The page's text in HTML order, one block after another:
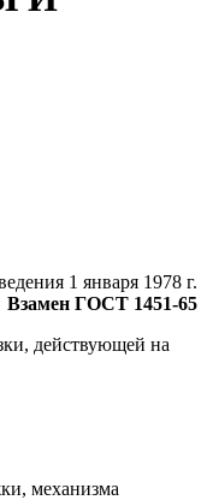
1 января 1978 г.
Взамен ГОСТ 1451-65
действующей на
механизма